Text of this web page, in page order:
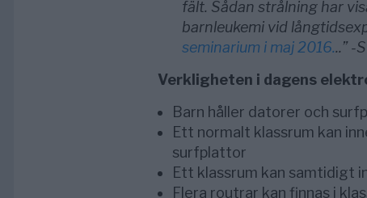
fält. Sådan strålning har
barnleukemi vid
seminarium i maj 2016...” -
Verkligheten i dagens
Barn håller datorer och
Ett normalt klassrum kan
surfplattor
Ett klassrum kan samtidigt
Flera routrar kan finnas i